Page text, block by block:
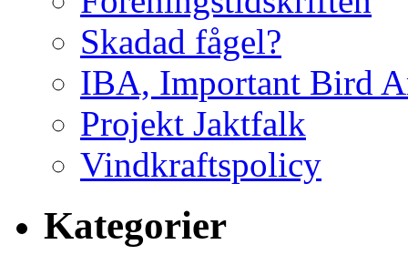
Skadad fågel?
IBA, Important Bird
Projekt Jaktfalk
Vindkraftspolicy
Kategorier